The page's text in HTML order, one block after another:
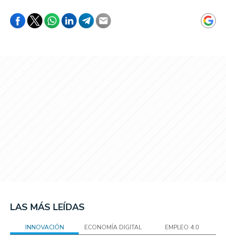
LAS MÁS LEÍDAS
INNOVACIÓN ECONOMÍA DIGITAL EMPLEO 4.0